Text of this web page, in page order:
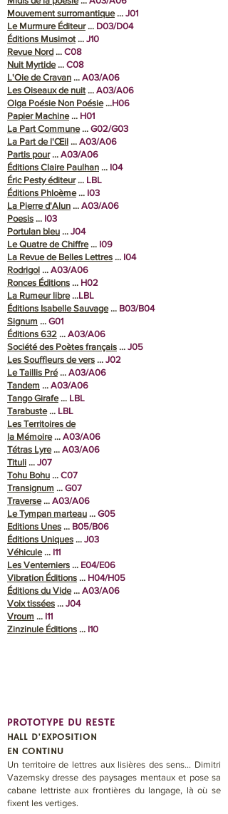
Mouvement surromantique… J01
Le Murmure Éditeur... D03/D04
Éditions Musimot… J10
Revue Nord … C08
Nuit Myrtide… C08
L'Oie de Cravan … A03/A06
Les Oiseaux de nuit... A03/A06
Olga Poésie Non Poésie...H06
Papier Machine... H01
La Part Commune… G02/G03
La Part de l'Œil ... A03/A06
Partis pour… A03/A06
Éditions Claire Paulhan … I04
Éric Pesty éditeur… LBL
Éditions Phloème… I03
La Pierre d'Alun … A03/A06
Poesis … I03
Portulan bleu … J04
Le Quatre de Chiffre… I09
La Revue de Belles Lettres … I04
Rodrigol … A03/A06
Ronces Éditions … H02
La Rumeur libre…LBL
Éditions Isabelle Sauvage... B03/B04
Signum … G01
Éditions 632 … A03/A06
Société des Poètes français ... J05
Les Souffleurs de vers … J02
Le Taillis Pré… A03/A06
Tandem … A03/A06
Tango Girafe… LBL
Tarabuste… LBL
Les Territoires de
la Mémoire… A03/A06
Tétras Lyre… A03/A06
Tituli … J07
Tohu Bohu … C07
Transignum … G07
Traverse… A03/A06
Le Tympan marteau ... G05
Editions Unes … B05/B06
Éditions Uniques … J03
Véhicule… I11
Les Venterniers … E04/E06
Vibration Éditions ... H04/H05
Éditions du Vide… A03/A06
Voix tissées … J04
Vroum … I11
Zinzinule Éditions … I10
PROTOTYPE DU RESTE
HALL D'EXPOSITION
EN CONTINU
Un territoire de lettres aux lisières des sens... Dimitri
Vazemsky dresse des paysages mentaux et pose sa
cabane lettriste aux frontières du langage, là où se
fixent les vertiges.